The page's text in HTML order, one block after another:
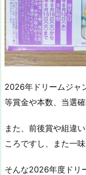
2026年ドリームジャ
等賞金や本数、当選
また、前後賞や組違
ころですし、また一
そんな2026年度ドリ